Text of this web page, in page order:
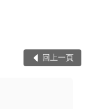
回上一頁